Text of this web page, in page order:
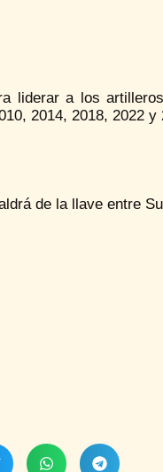
liderar a los
2014, 2018, 2022 y
de la llave entre